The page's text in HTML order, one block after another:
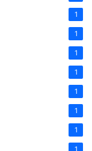
1
1
1
1
1
1
1
1